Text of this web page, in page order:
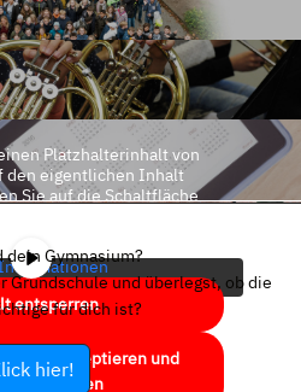
Platzhalterinhalt von
den eigentlichen Inhalt
Sie auf die Schaltfläche
entsperren
akzeptieren und
entsperren
dein Gymnasium?
Grundschule und überlegst, ob die
für dich ist?
hier!